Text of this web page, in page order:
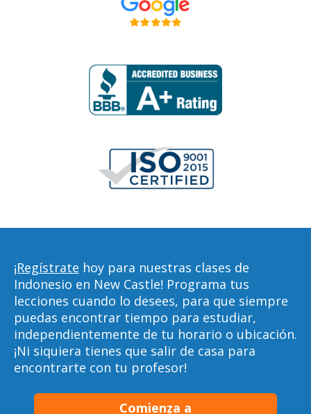
¡Regístrate hoy para nuestras clases de
Indonesio en New Castle! Programa tus
lecciones cuando lo desees, para que siempre
puedas encontrar tiempo para estudiar,
independientemente de tu horario o ubicación.
¡Ni siquiera tienes que salir de casa para
encontrarte con tu profesor!
Comienza a